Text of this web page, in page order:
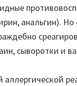
анальгин). Но
сыворотки и
аллергической